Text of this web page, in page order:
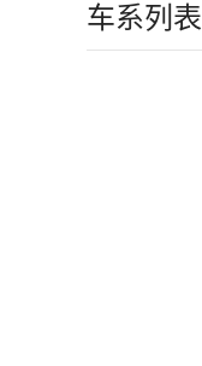
车系列表